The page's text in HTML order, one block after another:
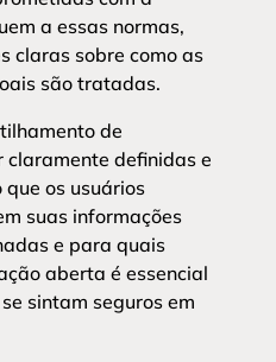
a essas normas,
claras sobre como as
são tratadas.
de
claramente definidas e
os usuários
suas informações
e para quais
aberta é essencial
sintam seguros em